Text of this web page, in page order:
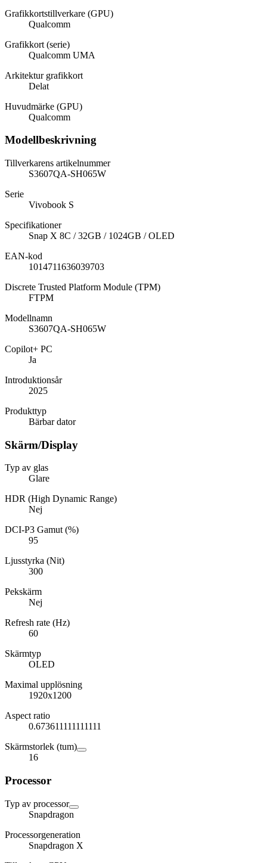
Grafikkortstillverkare (GPU)
Qualcomm
Grafikkort (serie)
Qualcomm UMA
Arkitektur grafikkort
Delat
Huvudmärke (GPU)
Qualcomm
Modellbeskrivning
Tillverkarens artikelnummer
S3607QA-SH065W
Serie
Vivobook S
Specifikationer
Snap X 8C / 32GB / 1024GB / OLED
EAN-kod
1014711636039703
Discrete Trusted Platform Module (TPM)
FTPM
Modellnamn
S3607QA-SH065W
Copilot+ PC
Ja
Introduktionsår
2025
Produkttyp
Bärbar dator
Skärm/Display
Typ av glas
Glare
HDR (High Dynamic Range)
Nej
DCI-P3 Gamut (%)
95
Ljusstyrka (Nit)
300
Pekskärm
Nej
Refresh rate (Hz)
60
Skärmtyp
OLED
Maximal upplösning
1920x1200
Aspect ratio
0.673611111111111
Skärmstorlek (tum)
16
Processor
Typ av processor
Snapdragon
Processorgeneration
Snapdragon X